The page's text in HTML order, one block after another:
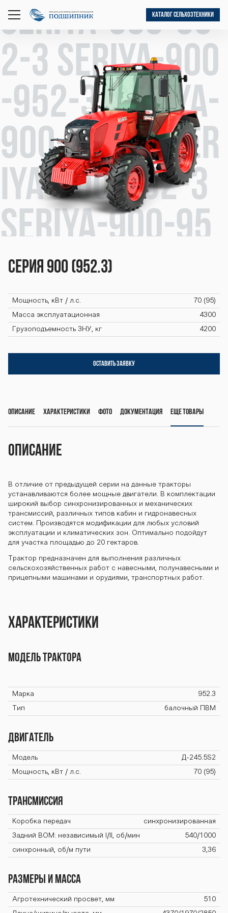
открыть
меню
КАТАЛОГ СЕЛЬХОЗТЕХНИКИ
seriya-900-95
2-3 seriya-900
-952-3 seriya-
900-952-3 ser
iya-900-952-3
seriya-900-95
2-3 seriya-900
-952-3 seriya-
900-952-3 ser
seriya-900-95
2-3 seriya-900
-952-3 seriya-
900-952-3 ser
seriya-900-95
2-3 seriya-900
-952-3 seriya-
900-952-3 ser
iya-900-952-3
seriya-900-95
2-3 seriya-900
Серия 900 (952.3)
Мощность, кВт / л.с. 70 (95)
Масса эксплуатационная 4300
Грузоподъемность ЗНУ, кг 4200
ОСТАВИТЬ ЗАЯВКУ
Описание Характеристики Фото Документация Еще товары
Описание
В отличие от предыдущей серии на данные тракторы
устанавливаются более мощные двигатели. В комплектации
широкий выбор синхронизированных и механических
трансмиссий, различных типов кабин и гидронавесных
систем. Производятся модификации для любых условий
эксплуатации и климатических зон. Оптимально подойдут
для участка площадью до 20 гектаров.
Трактор предназначен для выполнения различных
сельскохозяйствен­ных работ с навесными, полунавесными и
прицепными машинами и орудиями, транспортных работ.
Характеристики
МОДЕЛЬ ТРАКТОРА
Марка 952.3
Тип балочный ПВМ
ДВИГАТЕЛЬ
Модель Д-245.5S2
Мощность, кВт / л.с. 70 (95)
ТРАНСМИССИЯ
Коробка передач синхронизированная
Задний BOM: независимый I/II, об/мин 540/1000
синхронный, об/м пути 3,36
РАЗМЕРЫ И МАССА
Агротехнический просвет, мм 510